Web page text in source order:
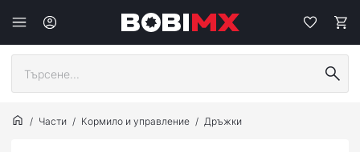
Части Кормило и управление Дръжки